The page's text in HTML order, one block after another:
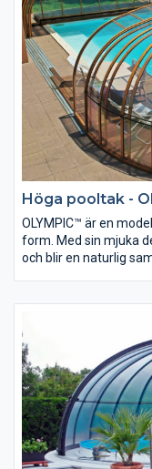
Höga pooltak -
OLYMPIC™ är en
form. Med sin mjuka
och blir en naturlig
befintlig vägg och